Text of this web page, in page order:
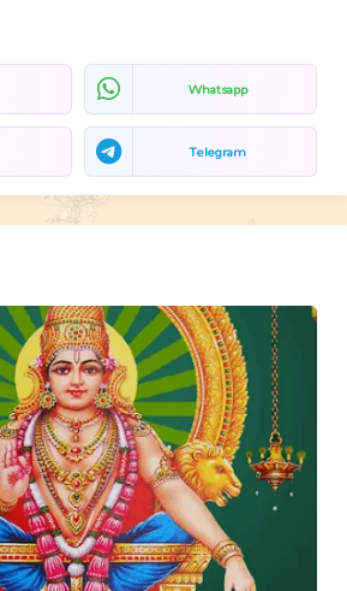
Whatsapp
Telegram